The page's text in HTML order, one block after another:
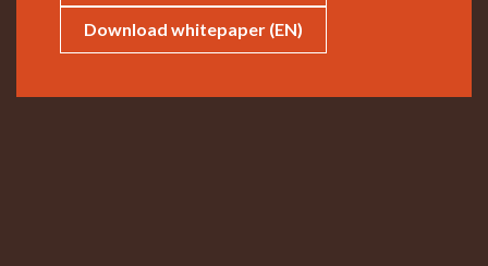
Download whitepaper (EN)